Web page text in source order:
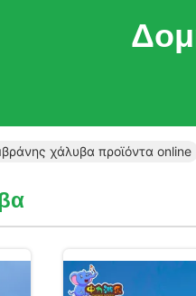
χάλυβα προϊόντα online